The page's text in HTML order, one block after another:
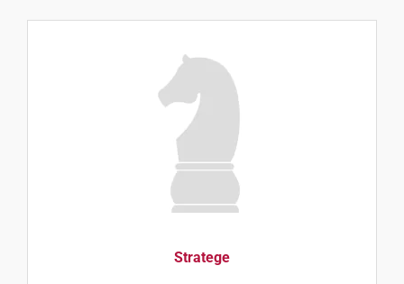
Stratege